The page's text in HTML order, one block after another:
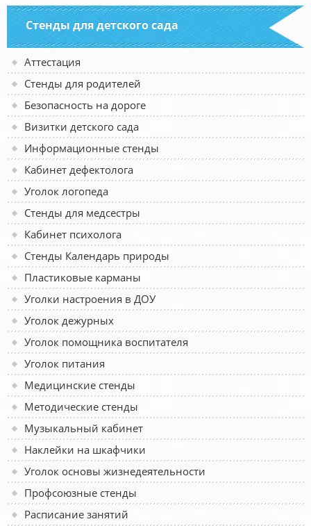
Стенды для детского сада
Аттестация
Стенды для родителей
Безопасность на дороге
Визитки детского сада
Информационные стенды
Кабинет дефектолога
Уголок логопеда
Стенды для медсестры
Кабинет психолога
Стенды Календарь природы
Пластиковые карманы
Уголки настроения в ДОУ
Уголок дежурных
Уголок помощника воспитателя
Уголок питания
Медицинские стенды
Методические стенды
Музыкальный кабинет
Наклейки на шкафчики
Уголок основы жизнедеятельности
Профсоюзные стенды
Расписание занятий